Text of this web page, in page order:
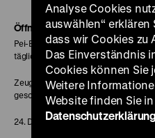
Öffnungszeiten
Pei-Bau:
täglich 10-18 Uhr
Zeughaus:
geschlossen
24. Dezember geschlossen
Analyse Cookies
auswählen“
dass wir Cookies zu
Das Einverständnis
Cookies können Sie
Weitere
Website finden Sie
Datenschutzerklärung